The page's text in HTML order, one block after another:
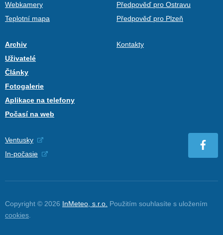
Webkamery
Teplotní mapa
Předpověď pro Ostravu
Předpověď pro Plzeň
Archiv
Uživatelé
Články
Fotogalerie
Aplikace na telefony
Počasí na web
Kontakty
Ventusky
In-počasie
Copyright © 2026 InMeteo, s.r.o. Použitím souhlasíte s uložením
cookies